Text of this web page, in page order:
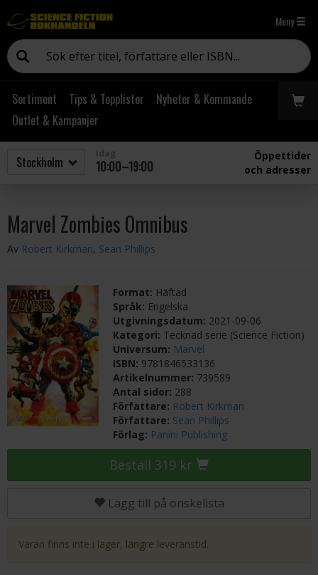
Meny
Sortiment Tips & Topplistor
Nyheter & Kommande
Outlet & Kampanjer
10:00–19:00
Öppettider
och adresser
Marvel Zombies Omnibus
Av Robert Kirkman, Sean Phillips
Format: Häftad
Språk: Engelska
Utgivningsdatum: 2021-09-06
Kategori: Tecknad serie (Science Fiction)
Universum: Marvel
ISBN: 9781846533136
Artikelnummer: 739589
Antal sidor: 288
Författare: Robert Kirkman
Författare: Sean Phillips
Förlag: Panini Publishing
Beställ 319 kr
Lägg till på önskelista
Varan finns inte i lager, längre leveranstid.